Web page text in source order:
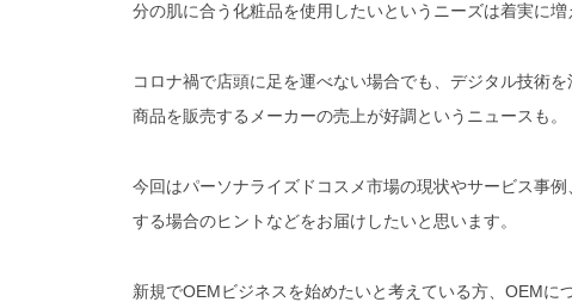
分の肌に合う化粧品を使用したいというニーズは着実に
コロナ禍で店頭に足を運べない場合でも、デジタル技術
商品を販売するメーカーの売上が好調というニュースも。
今回はパーソナライズドコスメ市場の現状やサービス事
する場合のヒントなどをお届けしたいと思います。
新規でOEMビジネスを始めたいと考えている方、OEM